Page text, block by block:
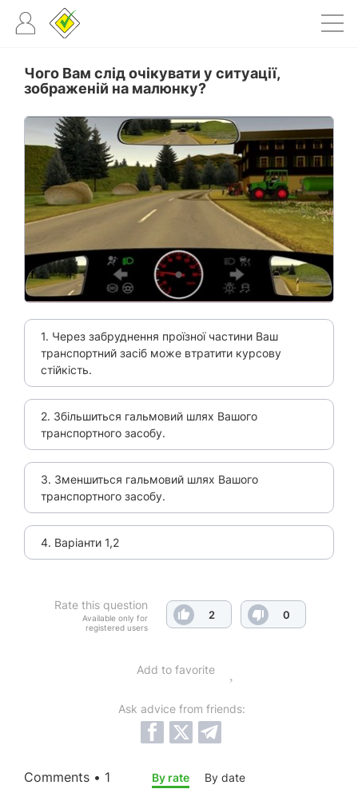
Чого Вам слід очікувати у ситуації,
зображеній на малюнку?
1. Через забруднення проїзної частини Ваш
транспортний засіб може втратити курсову
стійкість.
2. Збільшиться гальмовий шлях Вашого
транспортного засобу.
3. Зменшиться гальмовий шлях Вашого
транспортного засобу.
4. Варіанти 1,2
Rate this question
Available only for
registered users
2 0
Add to favorite
Ask advice from friends:
Comments • 1 By rate By date